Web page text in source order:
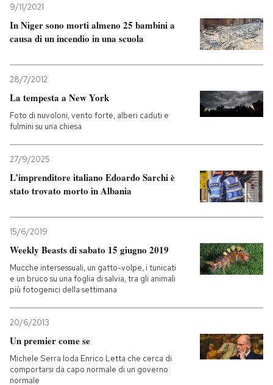
9/11/2021
In Niger sono morti almeno 25 bambini a
causa di un incendio in una scuola
28/7/2012
La tempesta a New York
Foto di nuvoloni, vento forte, alberi caduti e
fulmini su una chiesa
27/9/2025
L’imprenditore italiano Edoardo Sarchi è
stato trovato morto in Albania
15/6/2019
Weekly Beasts di sabato 15 giugno 2019
Mucche intersessuali, un gatto-volpe, i tunicati
e un bruco su una foglia di salvia, tra gli animali
più fotogenici della settimana
20/6/2013
Un premier come se
Michele Serra loda Enrico Letta che cerca di
comportarsi da capo normale di un governo
normale